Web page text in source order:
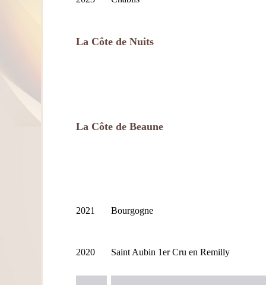
La Côte de Nuits
La Côte de Beaune
2021 Bourgogne
2020 Saint Aubin 1er Cru en Remilly